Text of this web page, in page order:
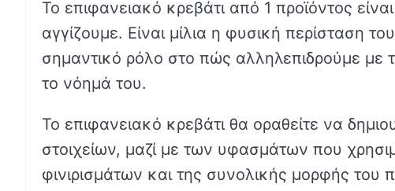
Το επιφανειακό κρεβάτι από 1 προϊόντος
αγγίζουμε. Είναι μίλια η φυσική περίσταση
σημαντικό ρόλο στο πώς αλληλεπιδρούμε με
το νόημά του.
Το επιφανειακό κρεβάτι θα οραθείτε να
στοιχείων, μαζί με των υφασμάτων που
φινιρισμάτων και της συνολικής μορφής του